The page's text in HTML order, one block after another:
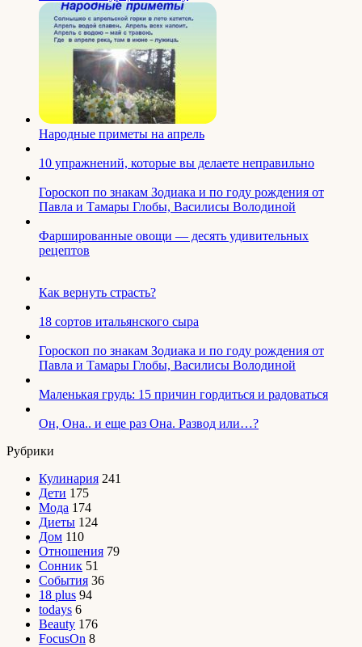
Народные приметы на апрель
10 упражнений, которые вы делаете неправильно
Гороскоп по знакам Зодиака и по году рождения от
Павла и Тамары Глобы, Василисы Володиной
Фаршированные овощи — десять удивительных
рецептов
Как вернуть страсть?
18 сортов итальянского сыра
Гороскоп по знакам Зодиака и по году рождения от
Павла и Тамары Глобы, Василисы Володиной
Маленькая грудь: 15 причин гордиться и радоваться
Он, Она.. и еще раз Она. Развод или…?
Рубрики
Кулинария 241
Дети 175
Мода 174
Диеты 124
Дом 110
Отношения 79
Сонник 51
События 36
18 plus 94
todays 6
Beauty 176
FocusOn 8